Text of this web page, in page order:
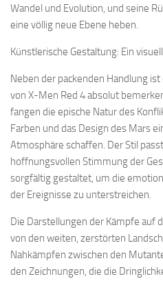
Wandel und Evolution, und seine
eine völlig neue Ebene heben.
Künstlerische Gestaltung: Ein
Neben der packenden Handlung
von X-Men Red 4 absolut
fangen die epische Natur des
Farben und das Design des Mars
Atmosphäre schaffen. Der Stil
hoffnungsvollen Stimmung der
sorgfältig gestaltet, um die
der Ereignisse zu unterstreichen.
Die Darstellungen der Kämpfe auf
von den weiten, zerstörten
Nahkämpfen zwischen den
den Zeichnungen, die die